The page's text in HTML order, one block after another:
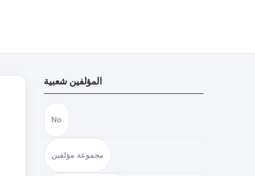
المؤلفين شعبية
No
مجموعة مؤلفين